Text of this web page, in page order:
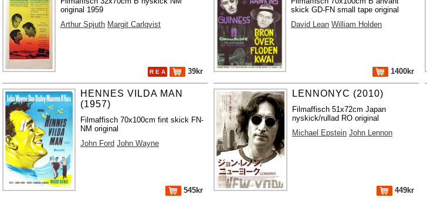
original 1959
Arthur Spjuth Margit Carlqvist
R E A 39kr
skick GD-FN small tape original
David Lean William Holden
1400kr
HENNES VILDA MAN
(1957)
Filmaffisch 70x100cm fint skick FN-
NM original
John Ford John Wayne
545kr
LENNONYC (2010)
Filmaffisch 51x72cm Japan
nyskick/rullad RO original
Michael Epstein John Lennon
449kr